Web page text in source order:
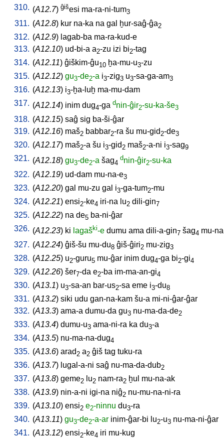
310. (A12.7) ĝišesi ma-ra-ni-tum3
311. (A12.8) kur na-ka na gal ḫur-saĝ-ĝa2
312. (A12.9) lagab-ba ma-ra-kud-e
313. (A12.10) ud-bi-a a2-zu izi bi2-tag
314. (A12.11) ĝiškim-ĝu10 ḫa-mu-u3-zu
315. (A12.12) gu3-de2-a i3-zig3 u3-sa-ga-am3
316. (A12.13) i3-ḫa-luḫ ma-mu-dam
317. (A12.14) inim dug4-ga dnin-ĝir2-su-ka-še3
318. (A12.15) saĝ sig ba-ši-ĝar
319. (A12.16) maš2 babbar2-ra šu mu-gid 2-de3
320. (A12.17) maš2-a šu i3-gid 2 maš2-a-ni i3-sag9
321. (A12.18) gu3-de2-a šag4
dnin-ĝir2-su-ka
322. (A12.19) ud-dam mu-na-e3
323. (A12.20) gal mu-zu gal i3-ga-tum2-mu
324. (A12.21) ensi2-ke4 iri-na lu2 dili-gin7
325. (A12.22) na de5 ba-ni-ĝar
326. (A12.23) ki lagaški-e dumu ama dili-a-gin7 šag4 mu-
327. (A12.24) ĝiš-šu mu-du8 ĝiš-ĝiri2 mu-zig3
328. (A12.25) u2-guru5 mu-ĝar inim dug4-ga bi2-gi4
329. (A12.26) šer7-da e2-ba im-ma-an-gi4
330. (A13.1) u3-sa-an bar-us2-sa eme i3-du8
331. (A13.2) siki udu gan-na-kam šu-a mi-ni-ĝar-ĝar
332. (A13.3) ama-a dumu-da gu3 nu-ma-da-de2
333. (A13.4) dumu-u3 ama-ni-ra ka du3-a
334. (A13.5) nu-ma-na-dug4
335. (A13.6) arad 2 a2 ĝiš tag tuku-ra
336. (A13.7) lugal-a-ni saĝ nu-ma-da-dub2
337. (A13.8) geme2 lu2 nam-ra2 ḫul mu-na-ak
338. (A13.9) nin-a-ni igi-na niĝ2 nu-mu-na-ni-ra
339. (A13.10) ensi2 e2-ninnu du3-ra
340. (A13.11) gu3-de2-a-ar inim-ĝar-bi lu2-u3 nu-ma-ni-ĝar
341. (A13.12) ensi2-ke4 iri mu-kug